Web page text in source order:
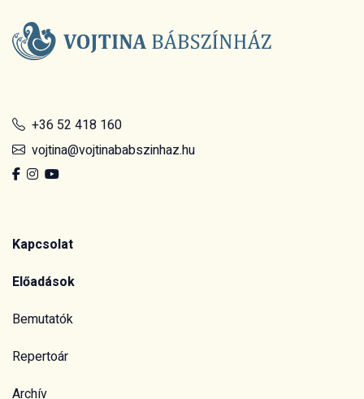
+36 52 418 160
vojtina@vojtinababszinhaz.hu
Kapcsolat
Előadások
Bemutatók
Repertoár
Archív